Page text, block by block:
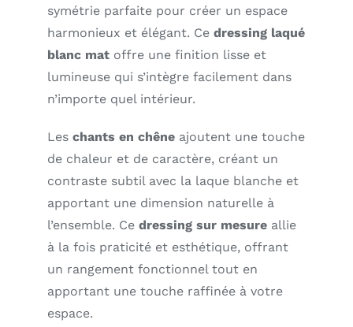
symétrie parfaite pour créer un espace
harmonieux et élégant. Ce dressing laqué
blanc mat offre une finition lisse et
lumineuse qui s’intègre facilement dans
n’importe quel intérieur.
Les chants en chêne ajoutent une touche
de chaleur et de caractère, créant un
contraste subtil avec la laque blanche et
apportant une dimension naturelle à
l’ensemble. Ce dressing sur mesure allie
à la fois praticité et esthétique, offrant
un rangement fonctionnel tout en
apportant une touche raffinée à votre
espace.